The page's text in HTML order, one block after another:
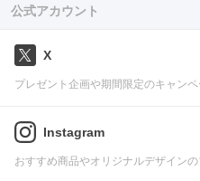
公式アカウント
X
プレゼント企画や期間限定のキャン
Instagram
おすすめ商品やオリジナルデザイン